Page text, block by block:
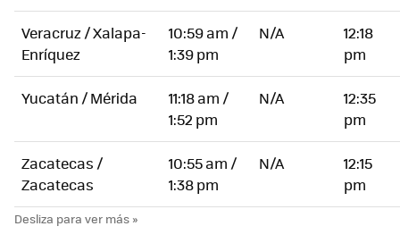
Veracruz / Xalapa-
Enríquez
10:59 am /
1:39 pm
N/A
12:18
pm
Yucatán / Mérida
11:18 am /
1:52 pm
N/A
12:35
pm
Zacatecas /
Zacatecas
10:55 am /
1:38 pm
N/A
12:15
pm